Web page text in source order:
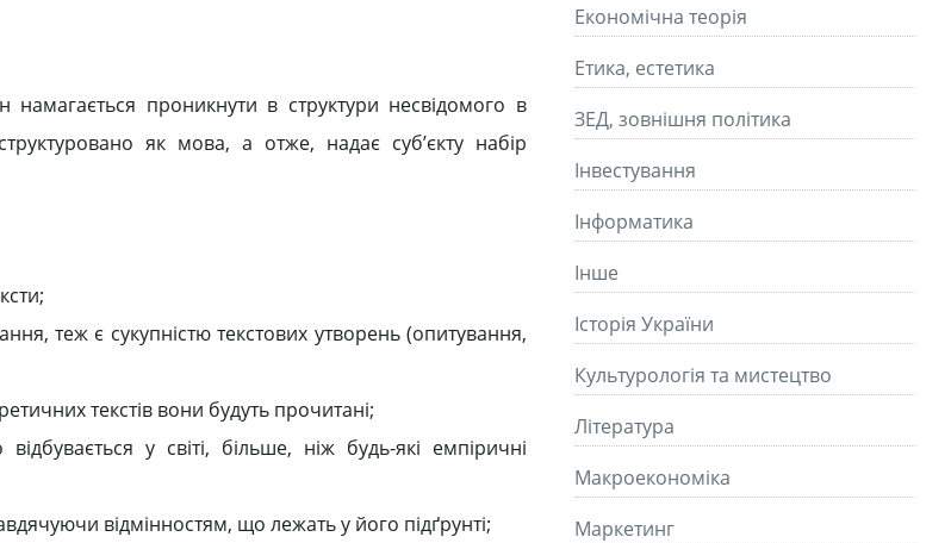
намагається проникнути в структури несвідомого в
як мова, а отже, надає суб’єкту набір
теж є сукупністю текстових утворень (опитування,
текстів вони будуть прочитані;
у світі, більше, ніж будь-які емпіричні
відмінностям, що лежать у його підґрунті;
Економічна теорія
Етика, естетика
ЗЕД, зовнішня політика
Інвестування
Інформатика
Інше
Історія України
Культурологія та мистецтво
Літературa
Макроекономіка
Маркетинг